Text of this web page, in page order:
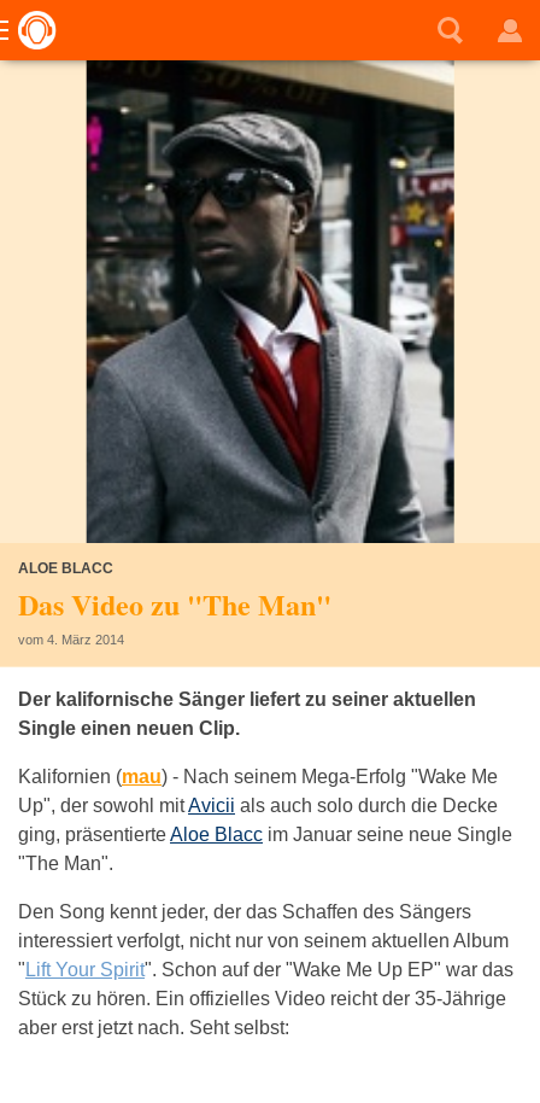
ALOE BLACC
Das Video zu "The Man"
vom 4. März 2014
Der kalifornische Sänger liefert zu seiner aktuellen
Single einen neuen Clip.
Kalifornien (mau) - Nach seinem Mega-Erfolg "Wake Me
Up", der sowohl mitAvicii als auch solo durch die Decke
ging, präsentierteAloe Blacc im Januar seine neue Single
"The Man".
Den Song kennt jeder, der das Schaffen des Sängers
interessiert verfolgt, nicht nur von seinem aktuellen Album
" Lift Your Spirit". Schon auf der "Wake Me Up EP" war das
Stück zu hören. Ein offizielles Video reicht der 35-Jährige
aber erst jetzt nach. Seht selbst: